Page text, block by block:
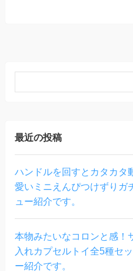
最近の投稿
ハンドルを回すとカタカタ
愛いミニえんぴつけずりガ
ュー紹介です。
本物みたいなコロンと感！
入れカプセルトイ全5種セ
ー紹介です。